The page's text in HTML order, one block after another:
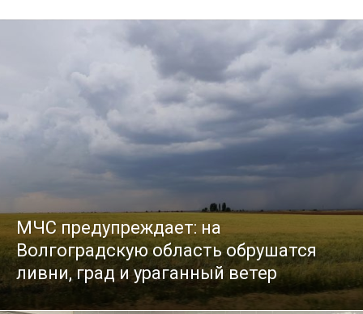
МЧС предупреждает: на
Волгоградскую область обрушатся
ливни, град и ураганный ветер